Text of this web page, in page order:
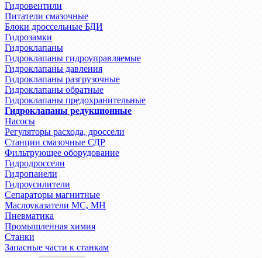
Гидровентили
Питатели смазочные
Блоки дроссельные БДИ
Гидрозамки
Гидроклапаны
Гидроклапаны гидроуправляемые
Гидроклапаны давления
Гидроклапаны разгрузочные
Гидроклапаны обратные
Гидроклапаны предохранительные
Гидроклапаны редукционные
Насосы
Регуляторы расхода, дроссели
Станции смазочные СДР
Фильтрующее оборудование
Гидродроссели
Гидропанели
Гидроусилители
Сепараторы магнитные
Маслоуказатели МС, МН
Пневматика
Промышленная химия
Станки
Запасные части к станкам